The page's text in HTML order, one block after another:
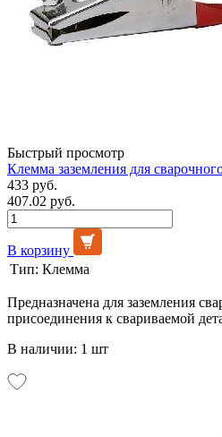
Быстрый просмотр
Клемма заземления для
433 руб.
407.02 руб.
В корзину
Тип: Клемма
Предназначена для заземления
присоединения к свариваемой
В наличии: 1 шт